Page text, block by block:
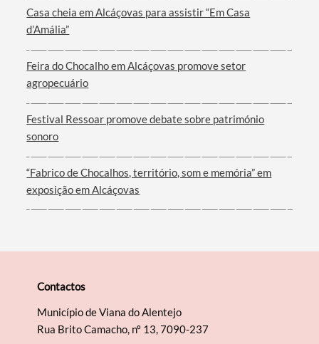
Casa cheia em Alcáçovas para assistir “Em Casa
d’Amália”
Feira do Chocalho em Alcáçovas promove setor
agropecuário
Festival Ressoar promove debate sobre património
sonoro
“Fabrico de Chocalhos, território, som e memória” em
exposição em Alcáçovas
Contactos
Município de Viana do Alentejo
Rua Brito Camacho, nº 13, 7090-237